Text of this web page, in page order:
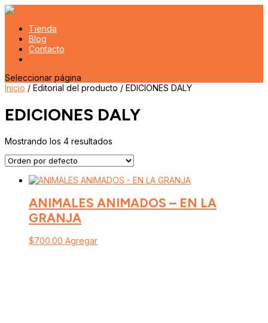
Tienda
Blog
Contacto
Seleccionar página
Inicio / Editorial del producto / EDICIONES DALY
EDICIONES DALY
Mostrando los 4 resultados
ANIMALES ANIMADOS – EN LA
GRANJA
$700.00 Agregar